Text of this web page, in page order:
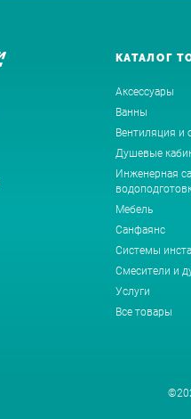
КАТАЛОГ
Аксессуары
Ванны
Вентиляция и
Душевые
Инженерная
Мебель
Санфаянс
Системы
Смесители и
Услуги
Все товары